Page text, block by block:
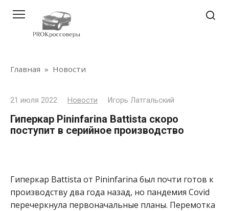
контенту
Главная » Новости
21 июля 2022 Новости Игорь Латгальский
Гиперкар Pininfarina Battista скоро
поступит в серийное производство
Гиперкар Battista от Pininfarina был почти готов к
производству два года назад, но пандемия Covid
перечеркнула первоначальные планы. Перемотка